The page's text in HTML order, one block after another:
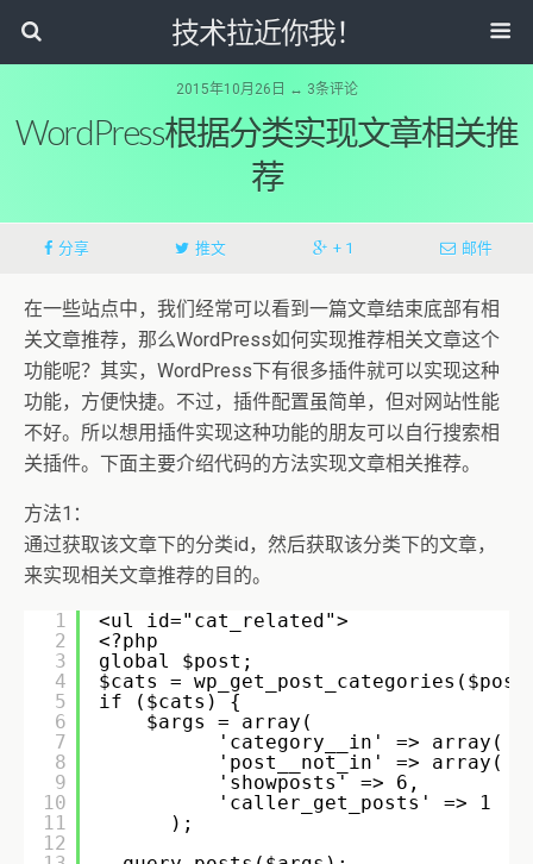
技术拉近你我！
2015年10月26日 ↔ 3条评论
WordPress根据分类实现文章相关推
荐
分享 推文 + 1 邮件
在一些站点中，我们经常可以看到一篇文章结束底部有相
关文章推荐，那么WordPress如何实现推荐相关文章这个
功能呢？其实，WordPress下有很多插件就可以实现这种
功能，方便快捷。不过，插件配置虽简单，但对网站性能
不好。所以想用插件实现这种功能的朋友可以自行搜索相
关插件。下面主要介绍代码的方法实现文章相关推荐。
方法1：
通过获取该文章下的分类id，然后获取该分类下的文章，
来实现相关文章推荐的目的。
1
2
3
4
5
6
7
8
9
10
11
12
<ul id="cat_related">
<?php
global $post;
$cats =
if ($cats) {
$args = array(
'category__in' => array(
'post__not_in' => array(
'showposts' => 6,
'caller_get_posts' => 1
);